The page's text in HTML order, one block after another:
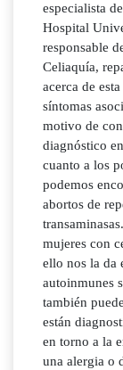
especialista
Hospital
responsable
Celiaquía,
acerca de
síntomas
motivo de
diagnóstico
cuanto a los
podemos
abortos de
mujeres con
ello nos la da
autoinmunes
también
están
en torno a la
una alergia o